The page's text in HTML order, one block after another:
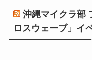
沖縄マイクラ部
ロスウェーブ」イ